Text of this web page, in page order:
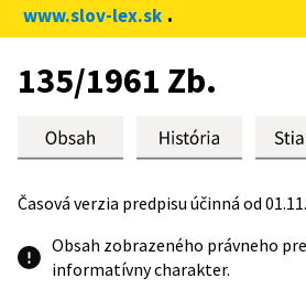
www.slov-lex.sk .
Preskoč na obsah
135/1961 Zb.
Časová verzia predpisu účinná od
Obsah zobrazeného právneho
informatívny charakter.